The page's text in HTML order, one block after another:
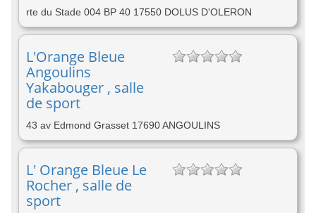
rte du Stade 004 BP 40 17550 DOLUS D'OLERON
L'Orange Bleue
Angoulins
Yakabouger , salle
de sport
43 av Edmond Grasset 17690 ANGOULINS
L' Orange Bleue Le
Rocher , salle de
sport